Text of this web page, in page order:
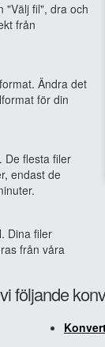
"Välj fil", dra och
från
Ändra det
för din
De flesta filer
endast de
Dina filer
från våra
följande